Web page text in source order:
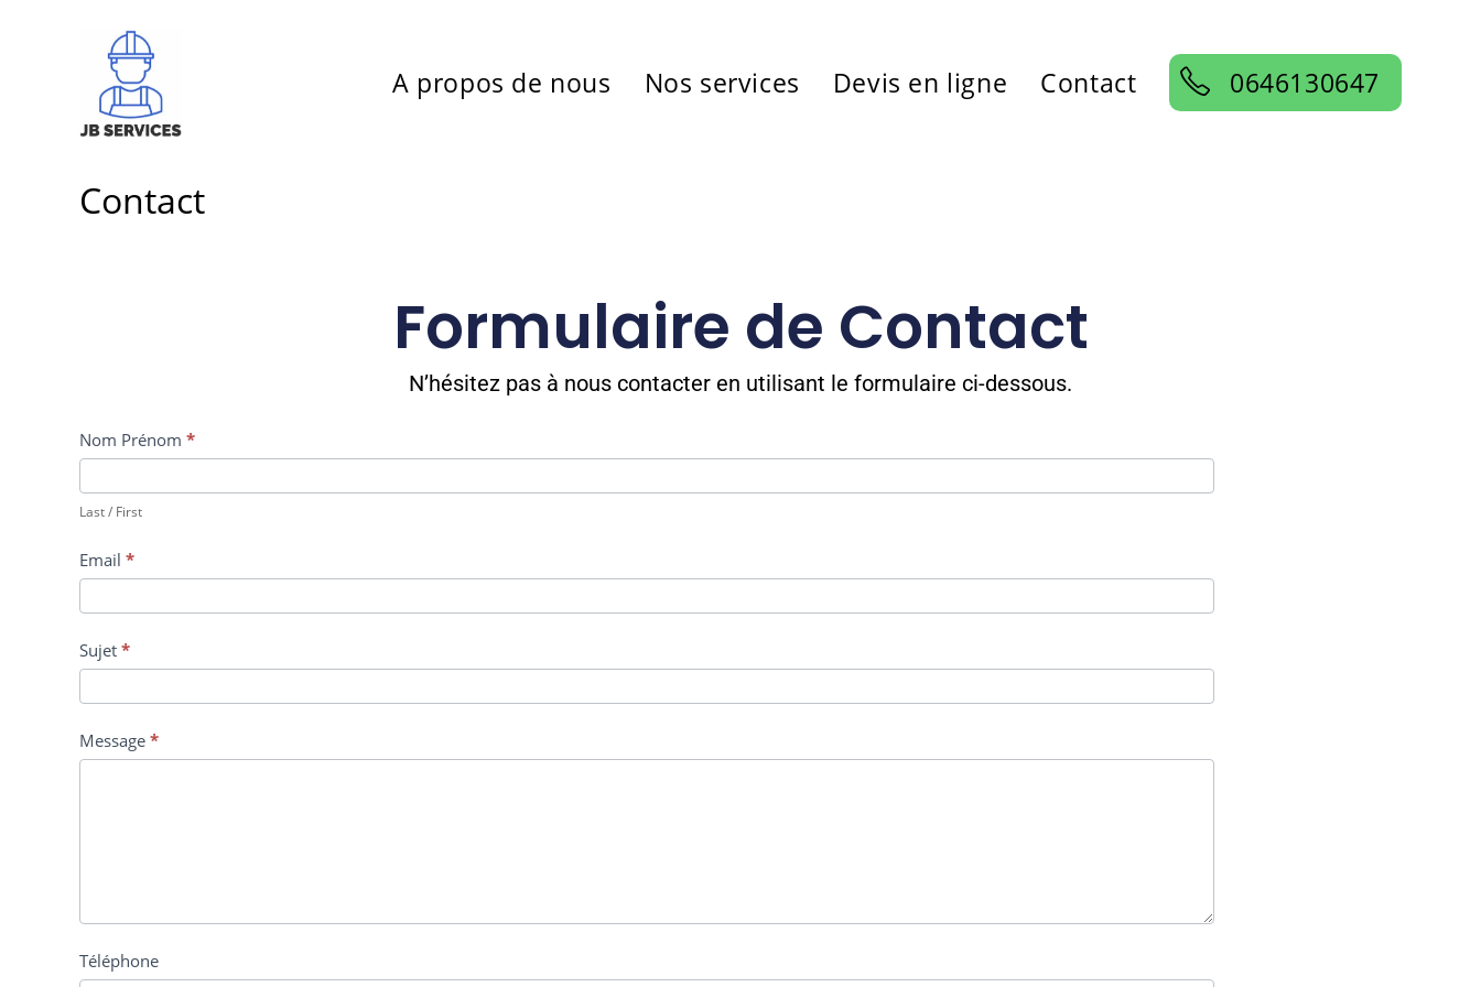
A propos de nous Nos services Devis en ligne Contact 0646130647
Contact
Formulaire de Contact
N’hésitez pas à nous contacter en utilisant le formulaire ci-dessous.
Contactez
nous
Nom Prénom *
Last / First
Email *
Sujet *
Message *
Téléphone